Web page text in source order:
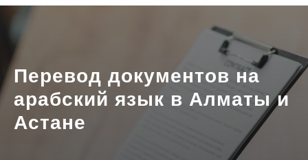
Перевод документов на
арабский язык в Алматы и
Астане